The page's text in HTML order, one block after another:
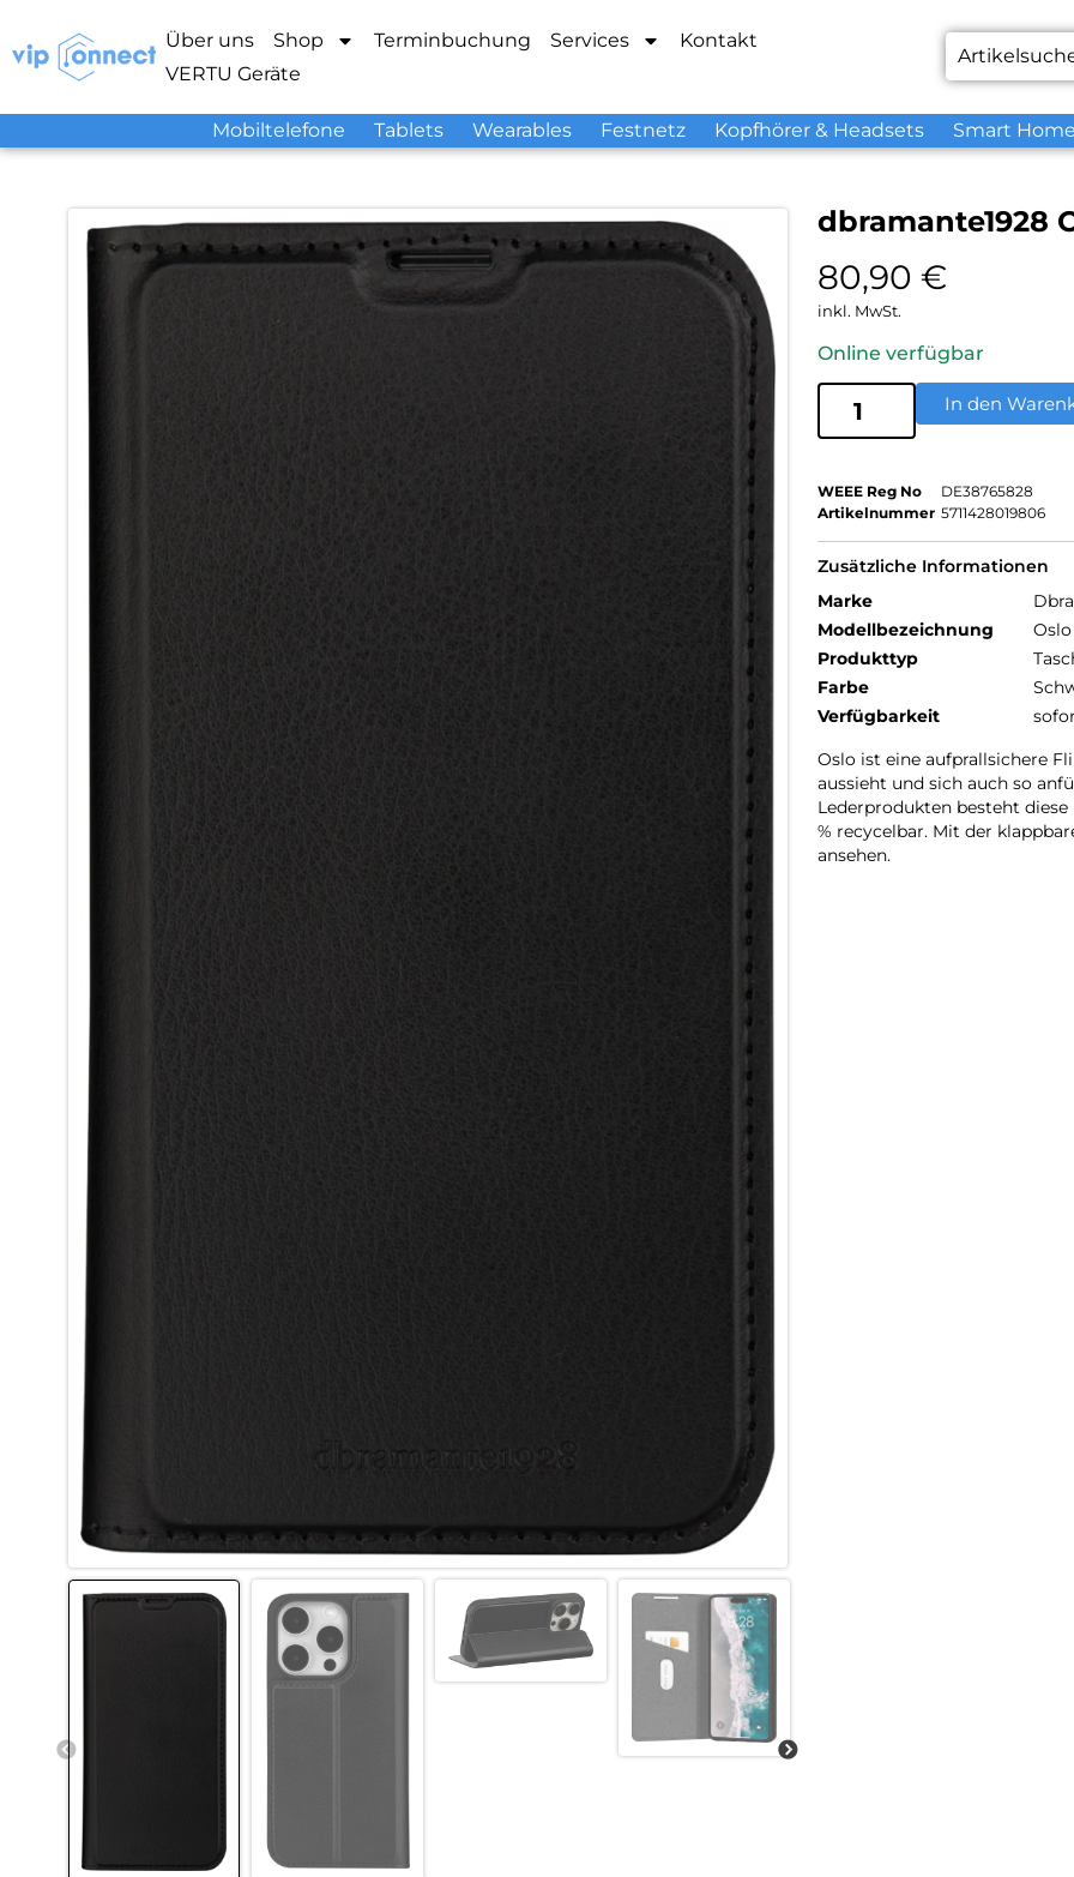
Über uns Shop Terminbuchung Services
Kontakt
VERTU Geräte
Mobiltelefone Tablets Wearables Festnetz Kopfhörer & Headsets Smart
dbramante1928
80,90 €
inkl. MwSt.
Online verfügbar
In den
WEEE Reg No
DE38765828
Artikelnummer 5711428019806
Zusätzliche Informationen
Marke
Modellbezeichnung
Oslo
Produkttyp
Farbe
Verfügbarkeit
Oslo ist eine aufprallsichere
aussieht und sich auch so
Lederprodukten besteht
% recycelbar. Mit der
ansehen.